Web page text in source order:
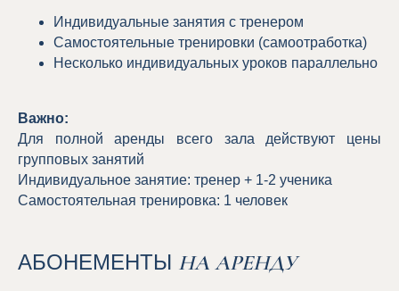
Индивидуальные занятия с тренером
Самостоятельные тренировки (самоотработка)
Несколько индивидуальных уроков параллельно
Важно:
Для полной аренды всего зала действуют цены
групповых занятий
Индивидуальное занятие: тренер + 1-2 ученика
Самостоятельная тренировка: 1 человек
АБОНЕМЕНТЫ НА АРЕНДУ